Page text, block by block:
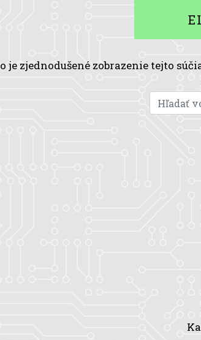
je zjednodušené zobrazenie tejto